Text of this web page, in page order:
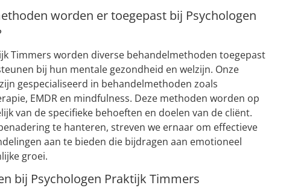
worden er toegepast bij Psychologen
Timmers worden diverse behandelmethoden toegepast
bij hun mentale gezondheid en welzijn. Onze
gespecialiseerd in behandelmethoden zoals
EMDR en mindfulness. Deze methoden worden op
van de specifieke behoeften en doelen van de cliënt.
te hanteren, streven we ernaar om effectieve
aan te bieden die bijdragen aan emotioneel
groei.
bij Psychologen Praktijk Timmers